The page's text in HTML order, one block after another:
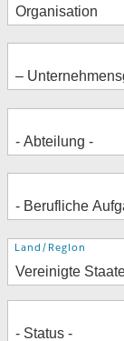
Adresse
Land/Region